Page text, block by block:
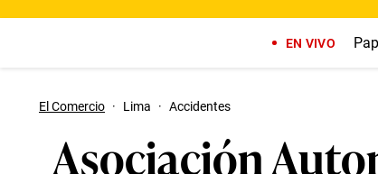
EN VIVO
El Comercio · Lima · Accidentes
Asociación